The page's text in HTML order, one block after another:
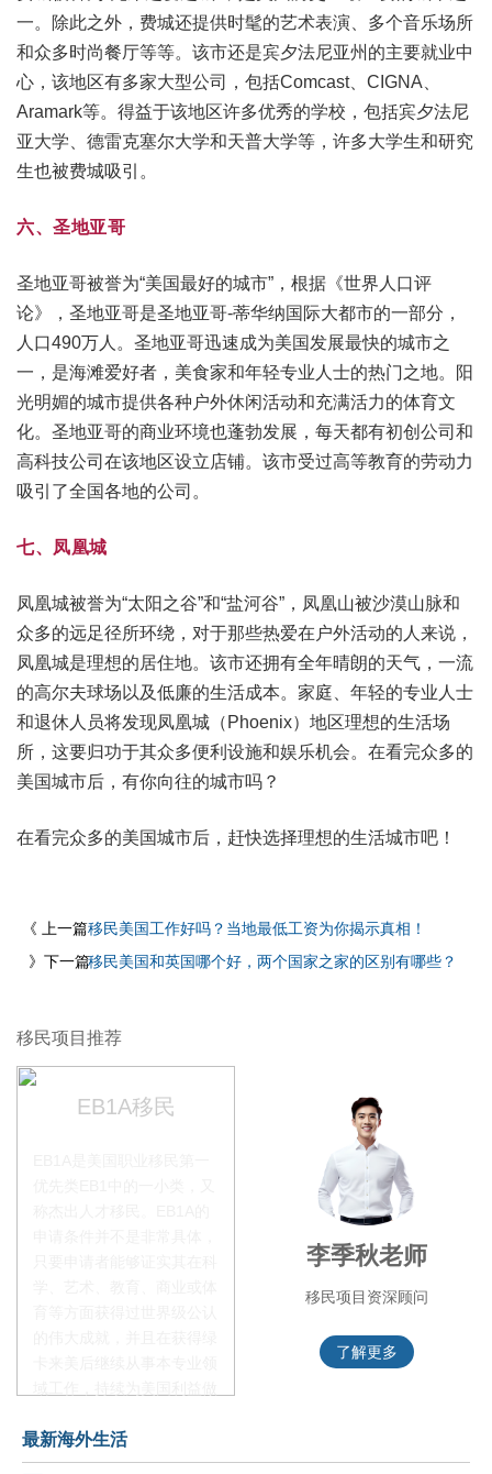
一。除此之外，费城还提供时髦的艺术表演、多个音乐场所
和众多时尚餐厅等等。该市还是宾夕法尼亚州的主要就业中
心，该地区有多家大型公司，包括Comcast、CIGNA、
Aramark等。得益于该地区许多优秀的学校，包括宾夕法尼
亚大学、德雷克塞尔大学和天普大学等，许多大学生和研究
生也被费城吸引。
六、圣地亚哥
圣地亚哥被誉为“美国最好的城市”，根据《世界人口评
论》，圣地亚哥是圣地亚哥-蒂华纳国际大都市的一部分，
人口490万人。圣地亚哥迅速成为美国发展最快的城市之
一，是海滩爱好者，美食家和年轻专业人士的热门之地。阳
光明媚的城市提供各种户外休闲活动和充满活力的体育文
化。圣地亚哥的商业环境也蓬勃发展，每天都有初创公司和
高科技公司在该地区设立店铺。该市受过高等教育的劳动力
吸引了全国各地的公司。
七、凤凰城
凤凰城被誉为“太阳之谷”和“盐河谷”，凤凰山被沙漠山脉和
众多的远足径所环绕，对于那些热爱在户外活动的人来说，
凤凰城是理想的居住地。该市还拥有全年晴朗的天气，一流
的高尔夫球场以及低廉的生活成本。家庭、年轻的专业人士
和退休人员将发现凤凰城（Phoenix）地区理想的生活场
所，这要归功于其众多便利设施和娱乐机会。在看完众多的
美国城市后，有你向往的城市吗？
在看完众多的美国城市后，赶快选择理想的生活城市吧！
《 上一篇移民美国工作好吗？当地最低工资为你揭示真相！
》下一篇移民美国和英国哪个好，两个国家之家的区别有哪些？
移民项目推荐
EB1A移民
额占全球移民签证配额的
28.6%，即大约4万个移民
李季秋老师
移民项目资深顾问
了解更多
最新海外生活